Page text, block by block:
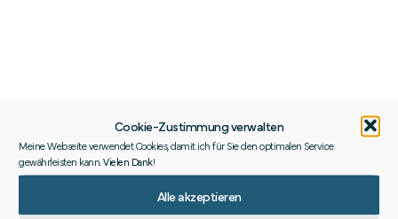
Cookie-Zustimmung verwalten
Meine Webseite verwendet Cookies, damit ich für Sie den optimalen Service
gewährleisten kann. Vielen Dank!
Alle akzeptieren